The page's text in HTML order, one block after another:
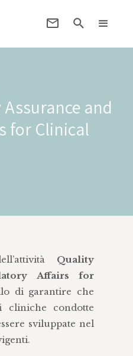
and
for Clinical
Quality
Affairs for
di garantire che
cliniche condotte
sviluppate nel